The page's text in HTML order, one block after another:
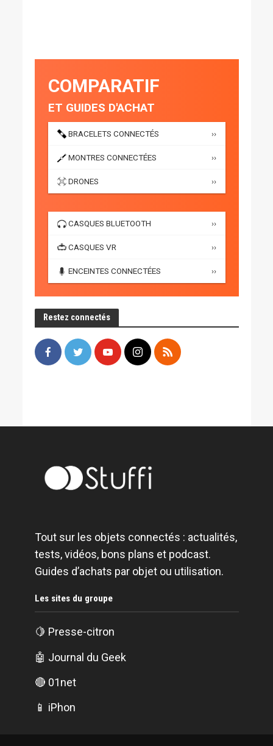
COMPARATIF
ET GUIDES D'ACHAT
BRACELETS CONNECTÉS ››
MONTRES CONNECTÉES ››
DRONES ››
CASQUES BLUETOOTH ››
CASQUES VR ››
ENCEINTES CONNECTÉES ››
Restez connectés
Tout sur les objets connectés : actualités,
tests, vidéos, bons plans et podcast.
Guides d’achats par objet ou utilisation.
Les sites du groupe
🍋 Presse-citron
🤖 Journal du Geek
🔴 01net
📱 iPhon